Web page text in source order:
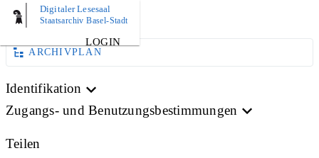
Digitaler Lesesaal
Staatsarchiv Basel-Stadt
LOGIN
AKTE
ARCHIVPLAN
Identifikation
Zugangs- und Benutzungsbestimmungen
Teilen